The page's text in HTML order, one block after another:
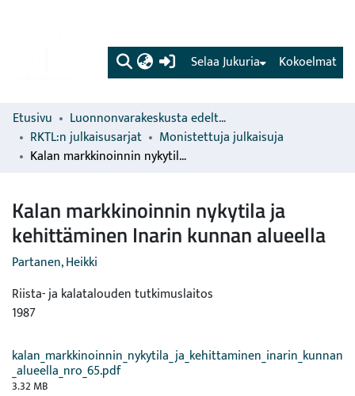
(current) Kokoelmat
Selaa Jukuria
Etusivu
Luonnonvarakeskusta edeltävien organisaatioiden sarjat
RKTL:n julkaisusarjat
Monistettuja julkaisuja
Kalan markkinoinnin nykytila ja kehittäminen Inarin kunnan alueella
Kalan markkinoinnin nykytila ja
kehittäminen Inarin kunnan alueella
Partanen, Heikki
Riista- ja kalatalouden tutkimuslaitos
1987
kalan_markkinoinnin_nykytila_ja_kehittaminen_inarin_kunnan
_alueella_nro_65.pdf
3.32 MB